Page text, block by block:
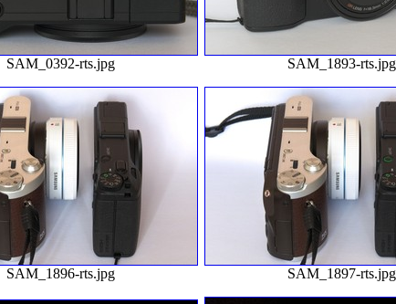
SAM_0392-rts.jpg SAM_1893-rts.jpg
SAM_1896-rts.jpg SAM_1897-rts.jpg